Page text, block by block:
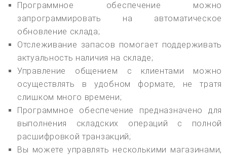
Программное обеспечение можно
запрограммировать на автоматическое
обновление склада;
Отслеживание запасов помогает поддерживать
актуальность наличия на складе;
Управление общением с клиентами можно
осуществлять в удобном формате, не тратя
слишком много времени;
Программное обеспечение предназначено для
выполнения складских операций с полной
расшифровкой транзакций;
Вы можете управлять несколькими магазинами,